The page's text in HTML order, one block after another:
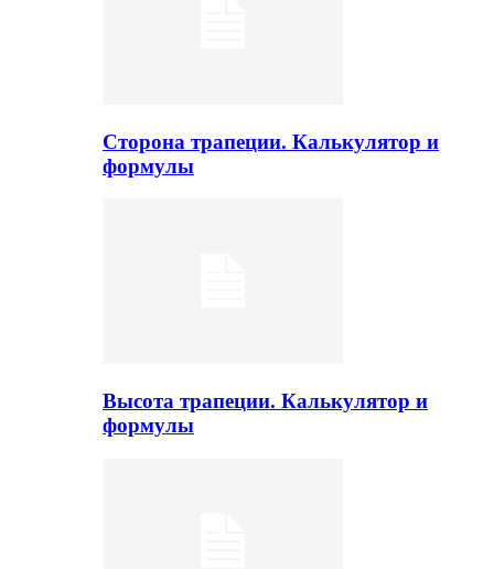
Сторона трапеции. Калькулятор и
формулы
Высота трапеции. Калькулятор и
формулы